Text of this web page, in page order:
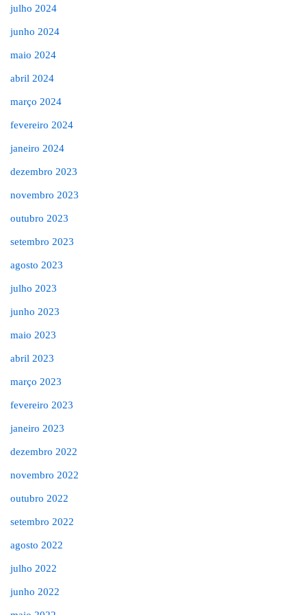
julho 2024
junho 2024
maio 2024
abril 2024
março 2024
fevereiro 2024
janeiro 2024
dezembro 2023
novembro 2023
outubro 2023
setembro 2023
agosto 2023
julho 2023
junho 2023
maio 2023
abril 2023
março 2023
fevereiro 2023
janeiro 2023
dezembro 2022
novembro 2022
outubro 2022
setembro 2022
agosto 2022
julho 2022
junho 2022